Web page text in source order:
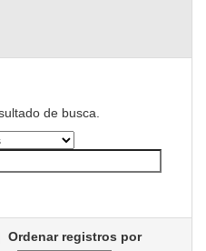
de busca.
Ordenar registros por